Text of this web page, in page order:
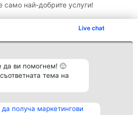
Live chat
да ви помогнем! 🙂
тема на
получа маркетингови
само най-добрите услуги!
Класация Контакти